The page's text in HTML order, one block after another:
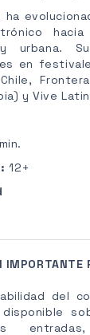
ha
hacia
urbana.
en
y Vive
12+
IMPORTANTE
del
disponible